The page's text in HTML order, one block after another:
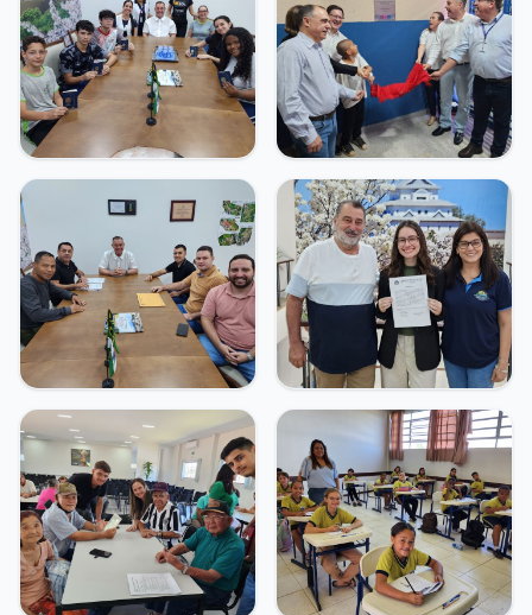
Ouvidoria
Transparência e Atos
Sou Assaiense
IDIOMA
🇧🇷 Idioma
WebMail
Manual de Identidade Visual
ACESSIBILIDADE
Contraste A- A+
CLIMA AGORA
Céu limpo
• Umid.58%